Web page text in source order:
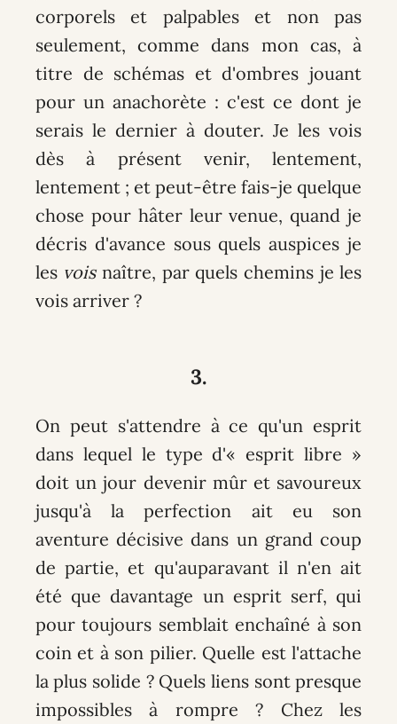
corporels et palpables et non pas
seulement, comme dans mon cas, à
titre de schémas et d'ombres jouant
pour un anachorète : c'est ce dont je
serais le dernier à douter. Je les vois
dès à présent venir, lentement,
lentement ; et peut-être fais-je quelque
chose pour hâter leur venue, quand je
décris d'avance sous quels auspices je
les voisnaître, par quels chemins je les
vois arriver ?
3.
On peut s'attendre à ce qu'un esprit
dans lequel le type d'« esprit libre »
doit un jour devenir mûr et savoureux
jusqu'à la perfection ait eu son
aventure décisive dans un grand coup
de partie, et qu'auparavant il n'en ait
été que davantage un esprit serf, qui
pour toujours semblait enchaîné à son
coin et à son pilier. Quelle est l'attache
la plus solide ? Quels liens sont presque
impossibles à rompre ? Chez les